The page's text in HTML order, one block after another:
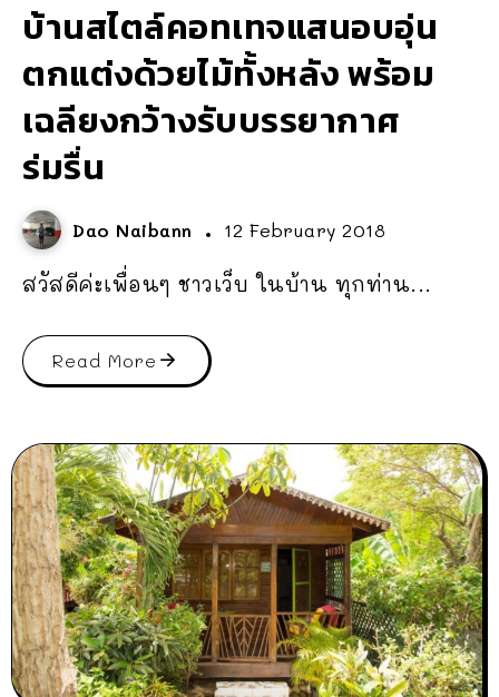
บ้านสไตล์คอทเทจแสนอบอุ่น
ตกแต่งด้วยไม้ทั้งหลัง พร้อม
เฉลียงกว้างรับบรรยากาศ
ร่มรื่น
Dao Naibann 12 February 2018
สวัสดีค่ะเพื่อนๆ ชาวเว็บ ในบ้าน ทุกท่าน...
Read More